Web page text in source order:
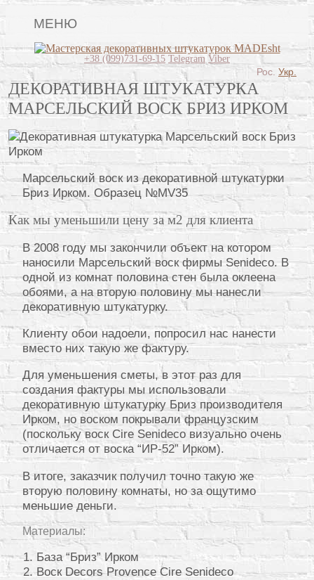
МЕНЮ
Lincrusta
Виды штукатурок
Поклейка обоев
Картины
Декоративные панно
Видео
Вопрос-ответ
О нас
Контакты
+38 (099)731-69-15 Telegram Viber
ДЕКОРАТИВНАЯ ШТУКАТУРКА
МАРСЕЛЬСКИЙ ВОСК БРИЗ ИРКОМ
Марсельский воск из декоративной штукатурки
Бриз Ирком. Образец №MV35
Как мы уменьшили цену за м2 для клиента
В 2008 году мы закончили объект на котором
наносили Марсельский воск фирмы Senideco. В
одной из комнат половина стен была оклеена
обоями, а на вторую половину мы нанесли
декоративную штукатурку.
Клиенту обои надоели, попросил нас нанести
вместо них такую же фактуру.
Для уменьшения сметы, в этот раз для
создания фактуры мы использовали
декоративную штукатурку Бриз производителя
Ирком, но воском покрывали французским
(поскольку воск Cire Senideco визуально очень
отличается от воска “ИР-52” Ирком).
В итоге, заказчик получил точно такую же
вторую половину комнаты, но за ощутимо
меньшие деньги.
Материалы:
База “Бриз” Ирком
Воск Decors Provence Cire Senideco
Рос. Укр.